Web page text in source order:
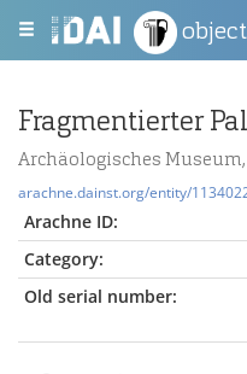
Fragmentierter
Archäologisches
arachne.dainst.org/entity/
Arachne ID:
Category:
Old serial number: